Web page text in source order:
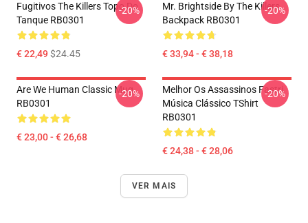
Fugitivos The Killers Topo Do
Tanque RB0301
€ 22,49$24.45
-20%
Mr. Brightside By The Killers
Backpack RB0301
€ 33,94 - € 38,18
-20%
Are We Human Classic Mug
RB0301
€ 23,00 - € 26,68
-20%
Melhor Os Assassinos Fastri
Música Clássico TShirt
RB0301
€ 24,38 - € 28,06
-20%
VER MAIS